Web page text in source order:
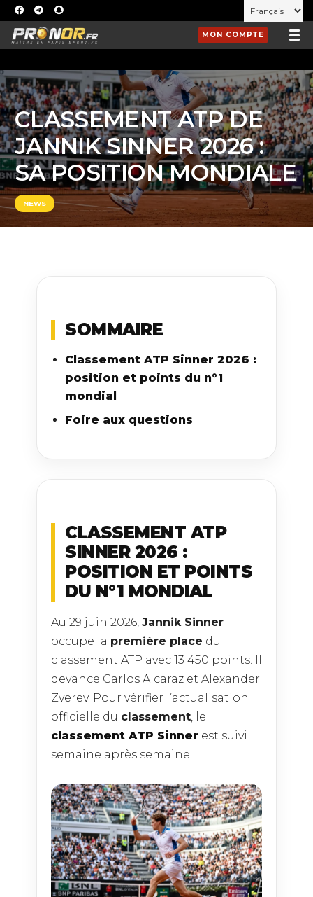
MON COMPTE
CLASSEMENT ATP DE
JANNIK SINNER 2026 :
SA POSITION MONDIALE
NEWS
SOMMAIRE
Classement ATP Sinner 2026 :
position et points du n°1
mondial
Foire aux questions
CLASSEMENT ATP
SINNER 2026 :
POSITION ET POINTS
DU N°1 MONDIAL
Au 29 juin 2026, Jannik Sinner
occupe la première place du
classement ATP avec 13 450 points. Il
devance Carlos Alcaraz et Alexander
Zverev. Pour vérifier l’actualisation
officielle du classement, le
classement ATP Sinner est suivi
semaine après semaine.